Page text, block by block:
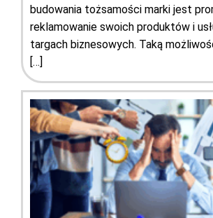
budowania tożsamości marki jest
reklamowanie swoich produktów i
targach biznesowych. Taką
[…]